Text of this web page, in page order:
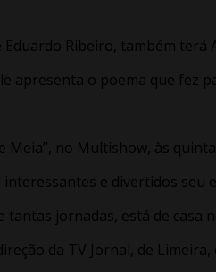
Eduardo Ribeiro, também
apresenta o poema que fez
Meia”, no Multishow, às
e divertidos seu
tantas jornadas, está de casa
da TV Jornal, de